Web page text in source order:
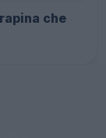
che